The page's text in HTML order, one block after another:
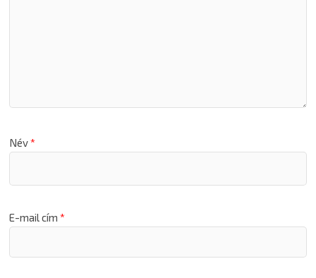
Név*
E-mail cím*